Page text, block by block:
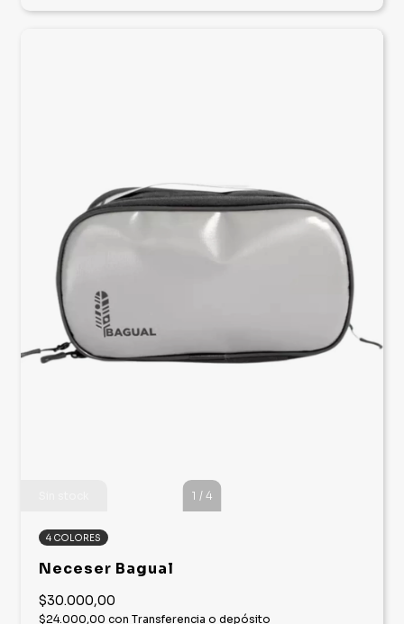
1 / 4
4 COLORES
Neceser Bagual
$30.000,00
$24.000,00 con Transferencia o depósito